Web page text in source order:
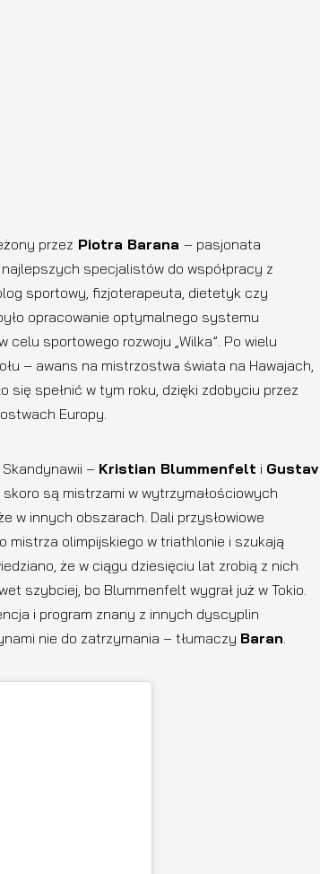
przez Piotra Barana – pasjonata
specjalistów do współpracy z
sportowy, fizjoterapeuta, dietetyk czy
opracowanie optymalnego systemu
sportowego rozwoju „Wilka”. Po wielu
– awans na mistrzostwa świata na Hawajach,
się spełnić w tym roku, dzięki zdobyciu przez
Europy.
– Kristian Blummenfelt i Gustav
są mistrzami w wytrzymałościowych
w innych obszarach. Dali przysłowiowe
mistrza olimpijskiego w triathlonie i szukają
że w ciągu dziesięciu lat zrobią z nich
szybciej, bo Blummenfelt wygrał już w Tokio.
i program znany z innych dyscyplin
nie do zatrzymania – tłumaczy Baran.